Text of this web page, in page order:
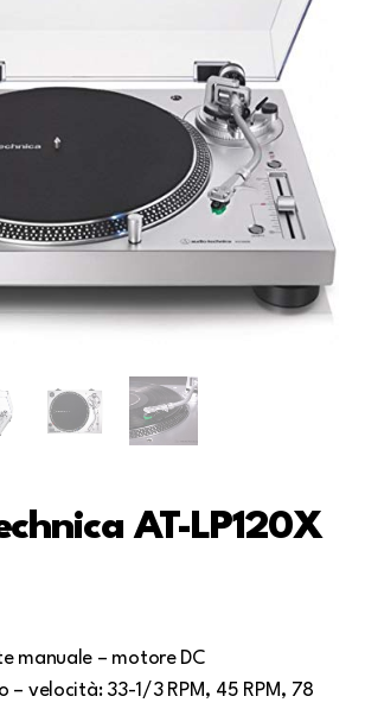
AT-LP120X
manuale – motore DC
– velocità: 33-1/3 RPM, 45 RPM, 78